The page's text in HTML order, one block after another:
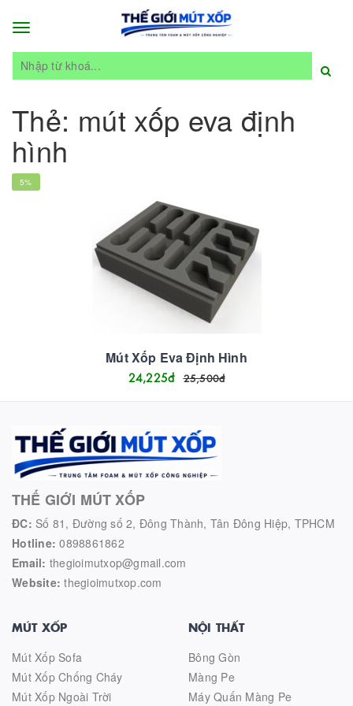
Toggle
Thẻ: mút xốp eva định
hình
5%
Mút Xốp Eva Định Hình
24,225đ 25,500đ
THẾ GIỚI MÚT XỐP
ĐC: Số 81, Đường số 2, Đông Thành, Tân Đông Hiệp, TPHCM
Hotline: 0898861862
Email: thegioimutxop@gmail.com
Website: thegioimutxop.com
MÚT XỐP
Mút Xốp Sofa
Mút Xốp Chống Cháy
Mút Xốp Ngoài Trời
NỘI THẤT
Bông Gòn
Màng Pe
Máy Quấn Màng Pe